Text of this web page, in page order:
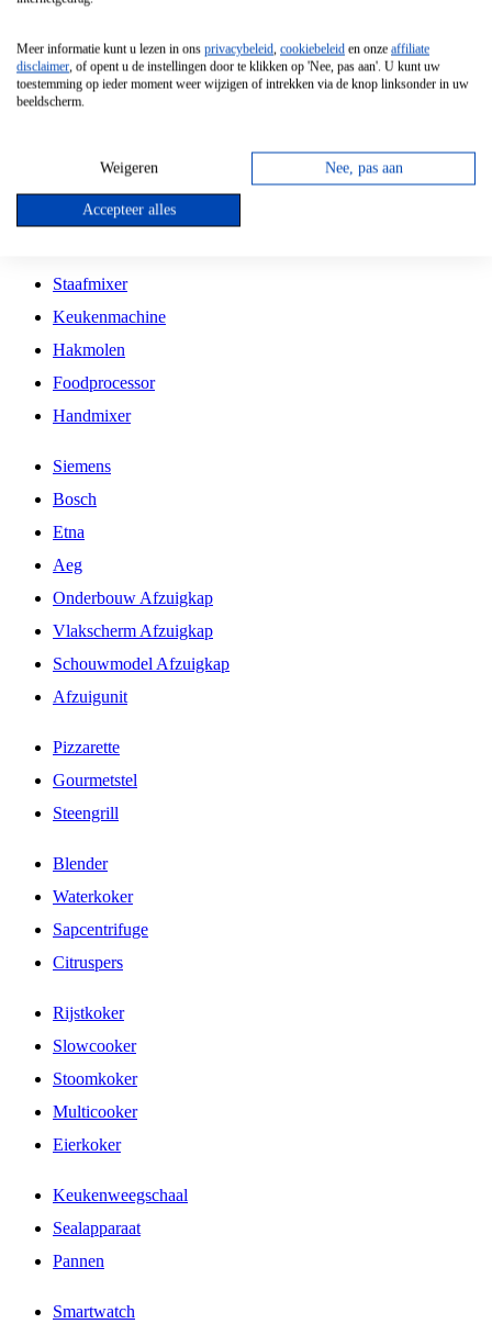
Vrijstaande Magnetron
Vrijstaande Kookplaat
Inbouw Gaskookplaat
Inbouw Keramische Kookplaat
Kookplaat Accessoires
Staafmixer
Keukenmachine
Hakmolen
Foodprocessor
Handmixer
Siemens
Bosch
Etna
Aeg
Onderbouw Afzuigkap
Vlakscherm Afzuigkap
Schouwmodel Afzuigkap
Afzuigunit
Pizzarette
Gourmetstel
Steengrill
Blender
Waterkoker
Sapcentrifuge
Citruspers
Rijstkoker
Slowcooker
Stoomkoker
Multicooker
Eierkoker
Keukenweegschaal
Sealapparaat
Pannen
Smartwatch
Meer informatie kunt u lezen in ons privacybeleid, cookiebeleid en onze affiliate
disclaimer, of opent u de instellingen door te klikken op 'Nee, pas aan'. U kunt uw
toestemming op ieder moment weer wijzigen of intrekken via de knop linksonder in uw
beeldscherm.
Weigeren Nee, pas aan
Accepteer alles